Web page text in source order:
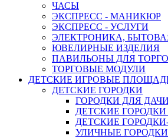
ЧАСЫ
ЭКСПРЕСС - МАНИКЮР
ЭКСПРЕСС - УСЛУГИ
ЭЛЕКТРОНИКА,
ЮВЕЛИРНЫЕ ИЗДЕЛИЯ
ПАВИЛЬОНЫ ДЛЯ
ТОРГОВЫЕ МОДУЛИ
ДЕТСКИЕ ИГРОВЫЕ
ДЕТСКИЕ ГОРОДКИ
ГОРОДКИ ДЛЯ ДАЧИ
ДЕТСКИЕ
ДЕТСКИЕ
УЛИЧНЫЕ